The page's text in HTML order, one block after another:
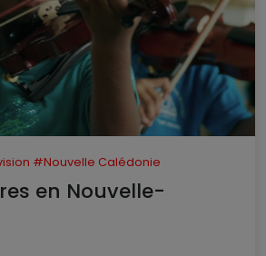
#Nouvelle Calédonie
en Nouvelle-